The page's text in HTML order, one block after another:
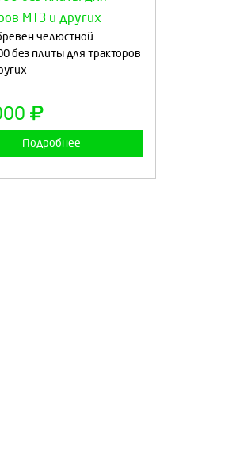
челюстной
без плиты для тракторов
Подробнее
количество: